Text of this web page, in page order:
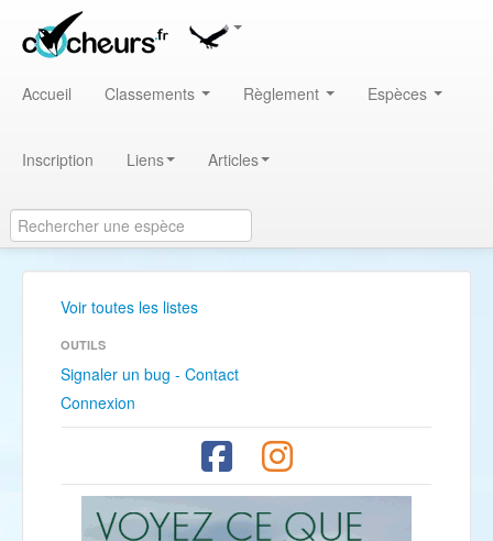
Accueil Classements Règlement Espèces
Inscription Liens Articles
Voir toutes les listes
OUTILS
Signaler un bug - Contact
Connexion